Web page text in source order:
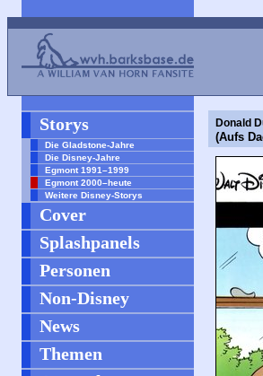
Storys
Die Gladstone-Jahre
Die Disney-Jahre
Egmont 1991–1999
Egmont 2000–heute
Weitere Disney-Storys
Cover
Splashpanels
Personen
Non-Disney
News
Themen
Donald
(Aufs